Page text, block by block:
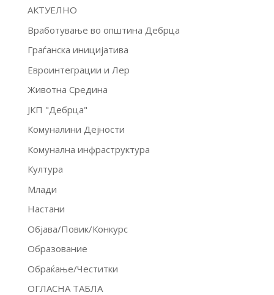
АКТУЕЛНО
Вработување во општина Дебрца
Граѓанска иницијатива
Евроинтеграции и Лер
Животна Средина
ЈКП "Дебрца"
Комуналини Дејности
Комунална инфраструктура
Култура
Млади
Настани
Објава/Повик/Конкурс
Образование
Обраќање/Честитки
ОГЛАСНА ТАБЛА